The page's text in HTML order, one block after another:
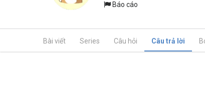
Báo cáo
Bài viết Series Câu hỏi Câu trả lời